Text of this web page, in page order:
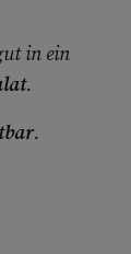
in ein
.
.